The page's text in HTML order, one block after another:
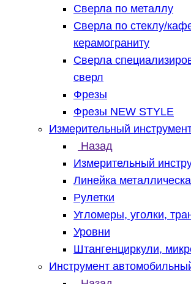
Сверла по металлу
Сверла по стеклу/
керамограниту
Сверла
сверл
Фрезы
Фрезы NEW STYLE
Измерительный
Назад
Измерительный
Линейка
Рулетки
Угломеры, уголки,
Уровни
Штангенциркули,
Инструмент